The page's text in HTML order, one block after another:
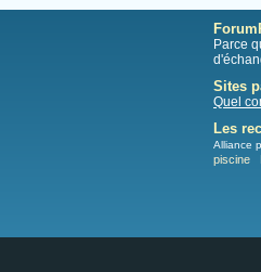
Parce
Sites
Quel
Les
Alliance
piscine